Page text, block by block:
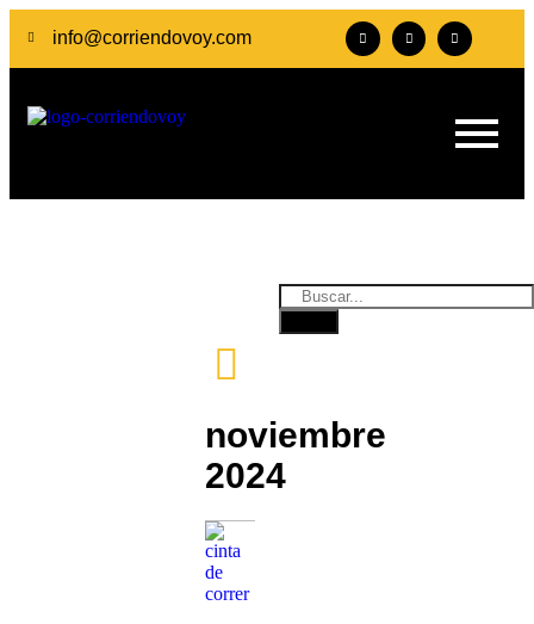
info@corriendovoy.com
noviembre
2024